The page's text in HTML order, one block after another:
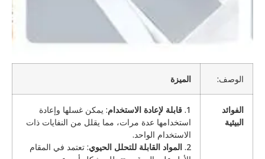
الوصف: الميزة
الفوائد
البيئية
1. قابلة لإعادة الاستخدام: يمكن غسلها وإعادة
استخدامها عدة مرات، مما يقلل من النفايات ذات
الاستخدام الواحد.
2. المواد القابلة للتحلل الحيوي: تعتمد في المقام